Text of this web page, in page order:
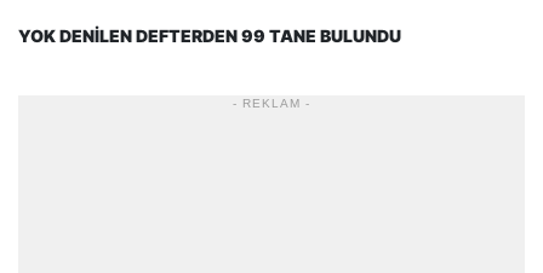
YOK DENİLEN DEFTERDEN 99 TANE BULUNDU
- REKLAM -